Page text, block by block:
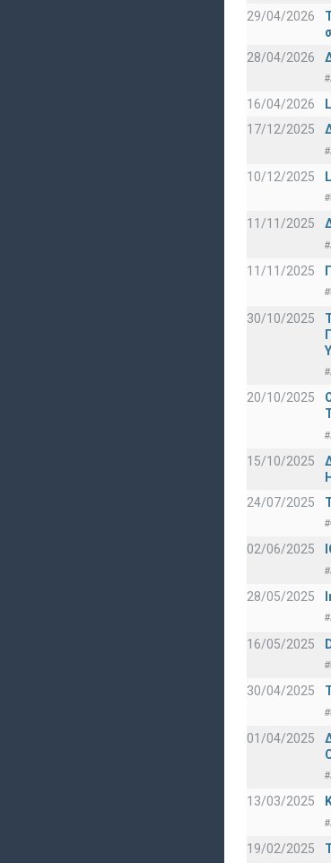
29/04/2026
28/04/2026
16/04/2026
17/12/2025
10/12/2025
11/11/2025
11/11/2025
30/10/2025
20/10/2025
15/10/2025
24/07/2025
02/06/2025
28/05/2025
16/05/2025
30/04/2025
01/04/2025
13/03/2025
19/02/2025